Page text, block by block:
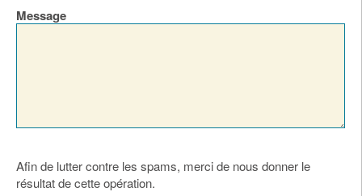
Message
Afin de lutter contre les spams, merci de nous donner le
résultat de cette opération.